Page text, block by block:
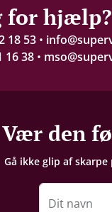
for hjælp?
18 53 •
16 38 •
Vær den
Gå ikke glip af
Dit navn